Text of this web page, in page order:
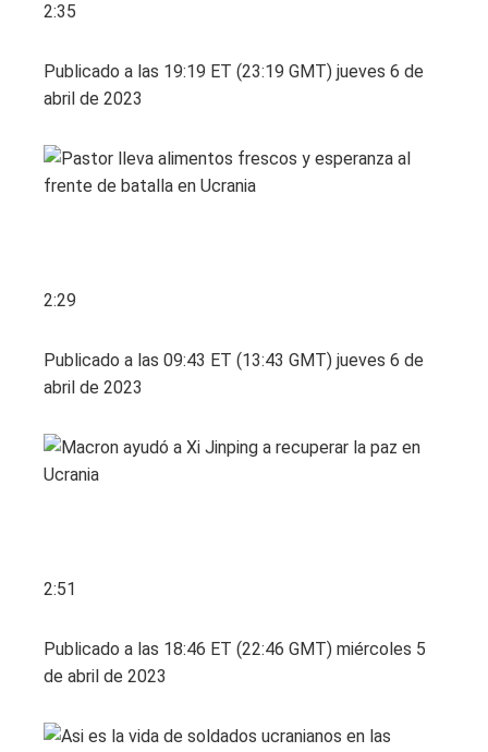
2:35
Publicado a las 19:19 ET (23:19 GMT) jueves 6 de
abril de 2023
2:29
Publicado a las 09:43 ET (13:43 GMT) jueves 6 de
abril de 2023
2:51
Publicado a las 18:46 ET (22:46 GMT) miércoles 5
de abril de 2023